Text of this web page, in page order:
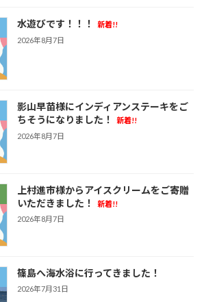
水遊びです！！！
新着!!
2026年8月7日
影山早苗様にインディアンステーキをご
ちそうになりました！
新着!!
2026年8月7日
上村進市様からアイスクリームをご寄贈
いただきました！
新着!!
2026年8月7日
篠島へ海水浴に行ってきました！
2026年7月31日